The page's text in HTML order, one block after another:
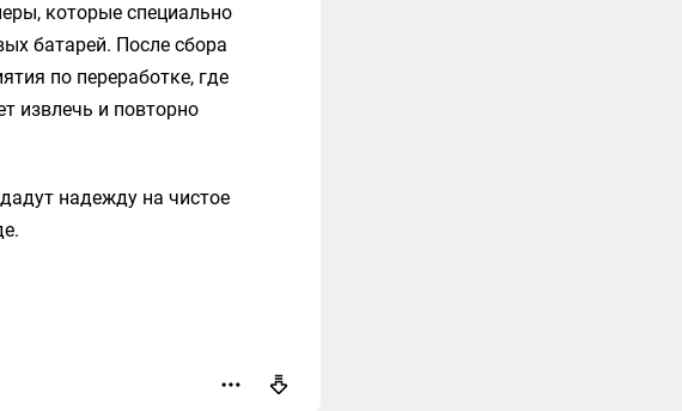
которые специально
батарей. После сбора
по переработке, где
извлечь и повторно
надежду на чистое